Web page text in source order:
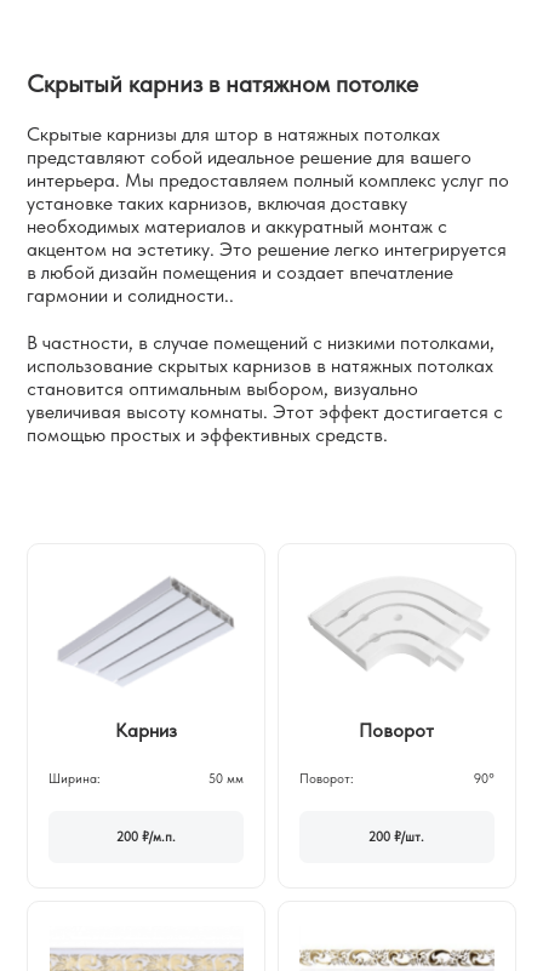
Скрытый карниз в натяжном потолке
Скрытые карнизы для штор в натяжных потолках
представляют собой идеальное решение для вашего
интерьера. Мы предоставляем полный комплекс услуг по
установке таких карнизов, включая доставку
необходимых материалов и аккуратный монтаж с
акцентом на эстетику. Это решение легко интегрируется
в любой дизайн помещения и создает впечатление
гармонии и солидности..
В частности, в случае помещений с низкими потолками,
использование скрытых карнизов в натяжных потолках
становится оптимальным выбором, визуально
увеличивая высоту комнаты. Этот эффект достигается с
помощью простых и эффективных средств.
Карниз
Ширина: 50 мм
200 ₽/м.п.
Поворот
Поворот: 90°
200 ₽/шт.